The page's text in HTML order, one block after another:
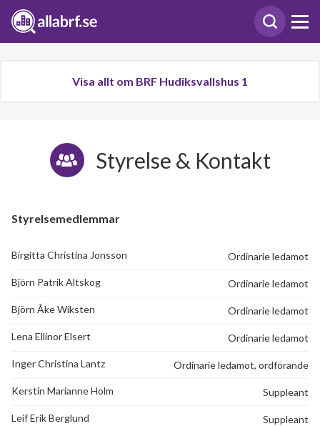
Visa allt om BRF Hudiksvallshus 1
Styrelse & Kontakt
Styrelsemedlemmar
Birgitta Christina Jonsson Ordinarie ledamot
Björn Patrik Altskog Ordinarie ledamot
Björn Åke Wiksten Ordinarie ledamot
Lena Ellinor Elsert Ordinarie ledamot
Inger Christina Lantz Ordinarie ledamot, ordförande
Kerstin Marianne Holm Suppleant
Leif Erik Berglund Suppleant